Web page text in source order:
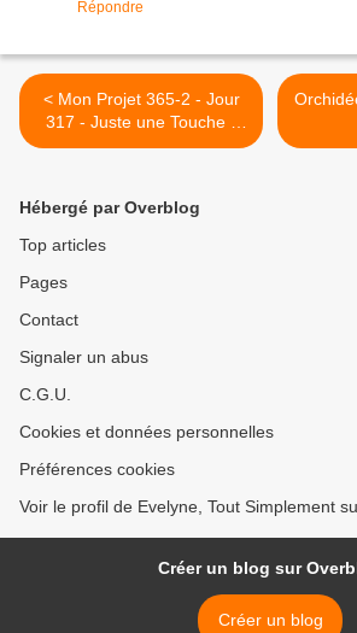
Répondre
< Mon Projet 365-2 - Jour
317 - Juste une Touche -
"Une Baie Rouge.."
Hébergé par Overblog
Top articles
Pages
Contact
Signaler un abus
C.G.U.
Cookies et données personnelles
Préférences cookies
Voir le profil de Evelyne, Tout Simplement
Créer un blog sur
Créer un blog